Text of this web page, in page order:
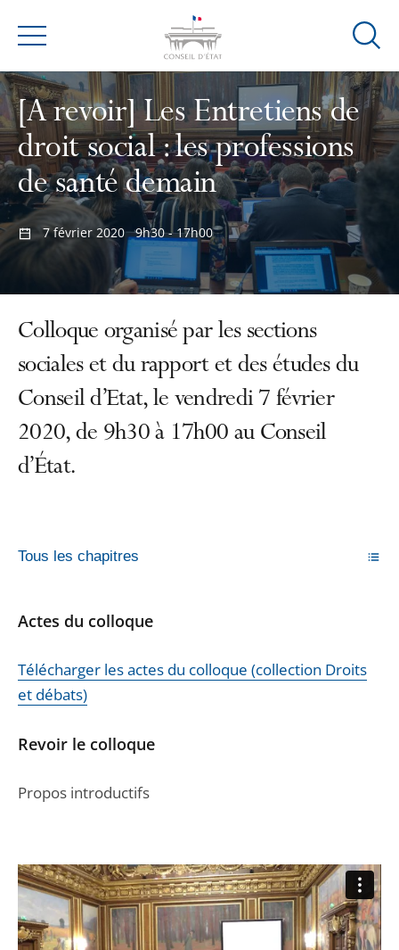
Menu
Ouvrir
de
[A revoir] Les Entretiens de
droit social : les professions
de santé demain
7 février 2020 9h30 - 17h00
Colloque organisé par les sections
sociales et du rapport et des études du
Conseil d’Etat, le vendredi 7 février
2020, de 9h30 à 17h00 au Conseil
d’État.
Tous les chapitres
Actes du colloque
Télécharger les actes du colloque (collection Droits
et débats)
Revoir le colloque
Propos introductifs